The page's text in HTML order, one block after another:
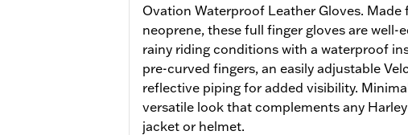
Ovation Waterproof Leather Gloves. Made
neoprene, these full finger gloves are well-
rainy riding conditions with a waterproof
pre-curved fingers, an easily adjustable
reflective piping for added visibility.
versatile look that complements any
jacket or helmet.